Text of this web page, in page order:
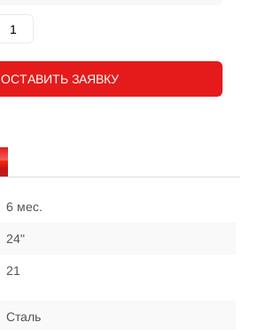
ОСТАВИТЬ ЗАЯВКУ
6 мес.
24"
21
Сталь